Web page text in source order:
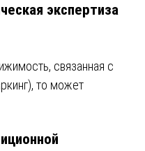
экспертиза
связанная с
то может